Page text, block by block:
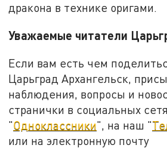
дракона в технике оригами.
Уважаемые читатели
Если вам есть чем
Царьград Архангельск,
наблюдения, вопросы и
странички в социальных
"Одноклассники", на наш "
или на электронную почту